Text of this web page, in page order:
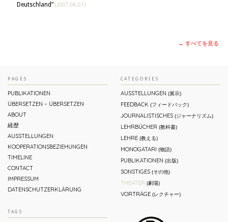
Deutschland”(2007.08.01)
→ すべてを見る
PAGES
PUBLIKATIONEN
ÜBERSETZEN – ÜBERSETZEN
ABOUT
経歴
AUSSTELLUNGEN
KOOPERATIONSBEZIEHUNGEN
TIMELINE
CONTACT
IMPRESSUM
DATENSCHUTZERKLÄRUNG
CATEGORIES
AUSSTELLUNGEN (展示)
FEEDBACK (フィードバック)
JOURNALISTISCHES(ジャーナリズム)
LEHRBÜCHER (教科書)
LEHRE(教える)
MONOGATARI (物語)
PUBLIKATIONEN (出版)
SONSTIGES(その他)
THEATER (劇場)
VORTRÄGE(レクチャー)
TAGS